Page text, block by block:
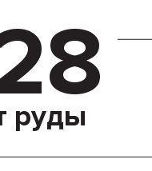
руды